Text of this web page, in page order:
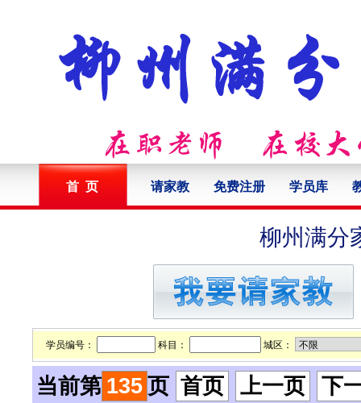
首 页 请家教 免费注册 学员库
柳州满分
学员编号： 科目： 城区：
当前第 135 页 首页 上一页
下